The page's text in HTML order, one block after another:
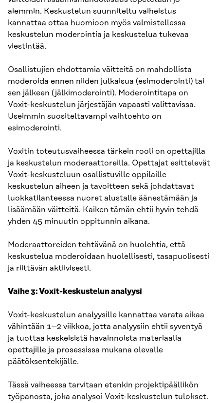
aiemmin. Keskustelun suunniteltu vaiheistus
kannattaa ottaa huomioon myös valmistellessa
keskustelun moderointia ja keskustelua tukevaa
viestintää.
Osallistujien ehdottamia väitteitä on mahdollista
moderoida ennen niiden julkaisua (esimoderointi) tai
sen jälkeen (jälkimoderointi). Moderointitapa on
Voxit-keskustelun järjestäjän vapaasti valittavissa.
Useimmin suositeltavampi vaihtoehto on
esimoderointi.
Voxitin toteutusvaiheessa tärkein rooli on opettajilla
ja keskustelun moderaattoreilla. Opettajat esittelevät
Voxit-keskusteluun osallistuville oppilaille
keskustelun aiheen ja tavoitteen sekä johdattavat
luokkatilanteessa nuoret alustalle äänestämään ja
lisäämään väitteitä. Kaiken tämän ehtii hyvin tehdä
yhden 45 minuutin oppitunnin aikana.
Moderaattoreiden tehtävänä on huolehtia, että
keskustelua moderoidaan huolellisesti, tasapuolisesti
ja riittävän aktiivisesti.
Vaihe 3: Voxit-keskustelun analyysi
Voxit-keskustelun analyysille kannattaa varata aikaa
vähintään 1–2 viikkoa, jotta analyysiin ehtii syventyä
ja tuottaa keskeisistä havainnoista materiaalia
opettajille ja prosessissa mukana olevalle
päätöksentekijälle.
Tässä vaiheessa tarvitaan etenkin projektipäällikön
työpanosta, joka analysoi Voxit-keskustelun tulokset.